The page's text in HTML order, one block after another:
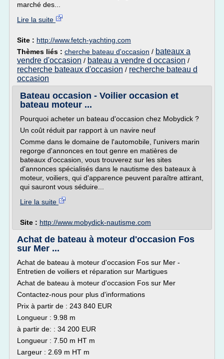
marché des...
Lire la suite
Site : http://www.fetch-yachting.com
Thèmes liés : cherche bateau d'occasion / bateaux a
vendre d'occasion / bateau a vendre d occasion /
recherche bateaux d'occasion / recherche bateau d
occasion
Bateau occasion - Voilier occasion et
bateau moteur ...
Pourquoi acheter un bateau d'occasion chez Mobydick ?
Un coût réduit par rapport à un navire neuf
Comme dans le domaine de l'automobile, l'univers marin
regorge d'annonces en tout genre en matières de
bateaux d'occasion, vous trouverez sur les sites
d'annonces spécialisés dans le nautisme des bateaux à
moteur, voiliers, qui d'apparence peuvent paraître attirant,
qui sauront vous séduire...
Lire la suite
Site : http://www.mobydick-nautisme.com
Achat de bateau à moteur d'occasion Fos
sur Mer ...
Achat de bateau à moteur d'occasion Fos sur Mer -
Entretien de voiliers et réparation sur Martigues
Achat de bateau à moteur d'occasion Fos sur Mer
Contactez-nous pour plus d'informations
Prix à partir de : 243 840 EUR
Longueur : 9.98 m
à partir de: : 34 200 EUR
Longueur : 7.50 m HT m
Largeur : 2.69 m HT m